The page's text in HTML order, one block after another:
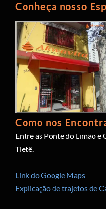
Conheça nosso
Como nos
Entre as Ponte do Limão e
Tietê.
Link do Google Maps
Explicação de trajetos de